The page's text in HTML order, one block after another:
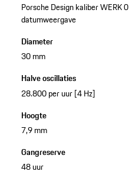
Porsche Design kaliber WERK
datumweergave
Diameter
30 mm
Halve oscillaties
28.800 per uur [4 Hz]
Hoogte
7,9 mm
Gangreserve
48 uur